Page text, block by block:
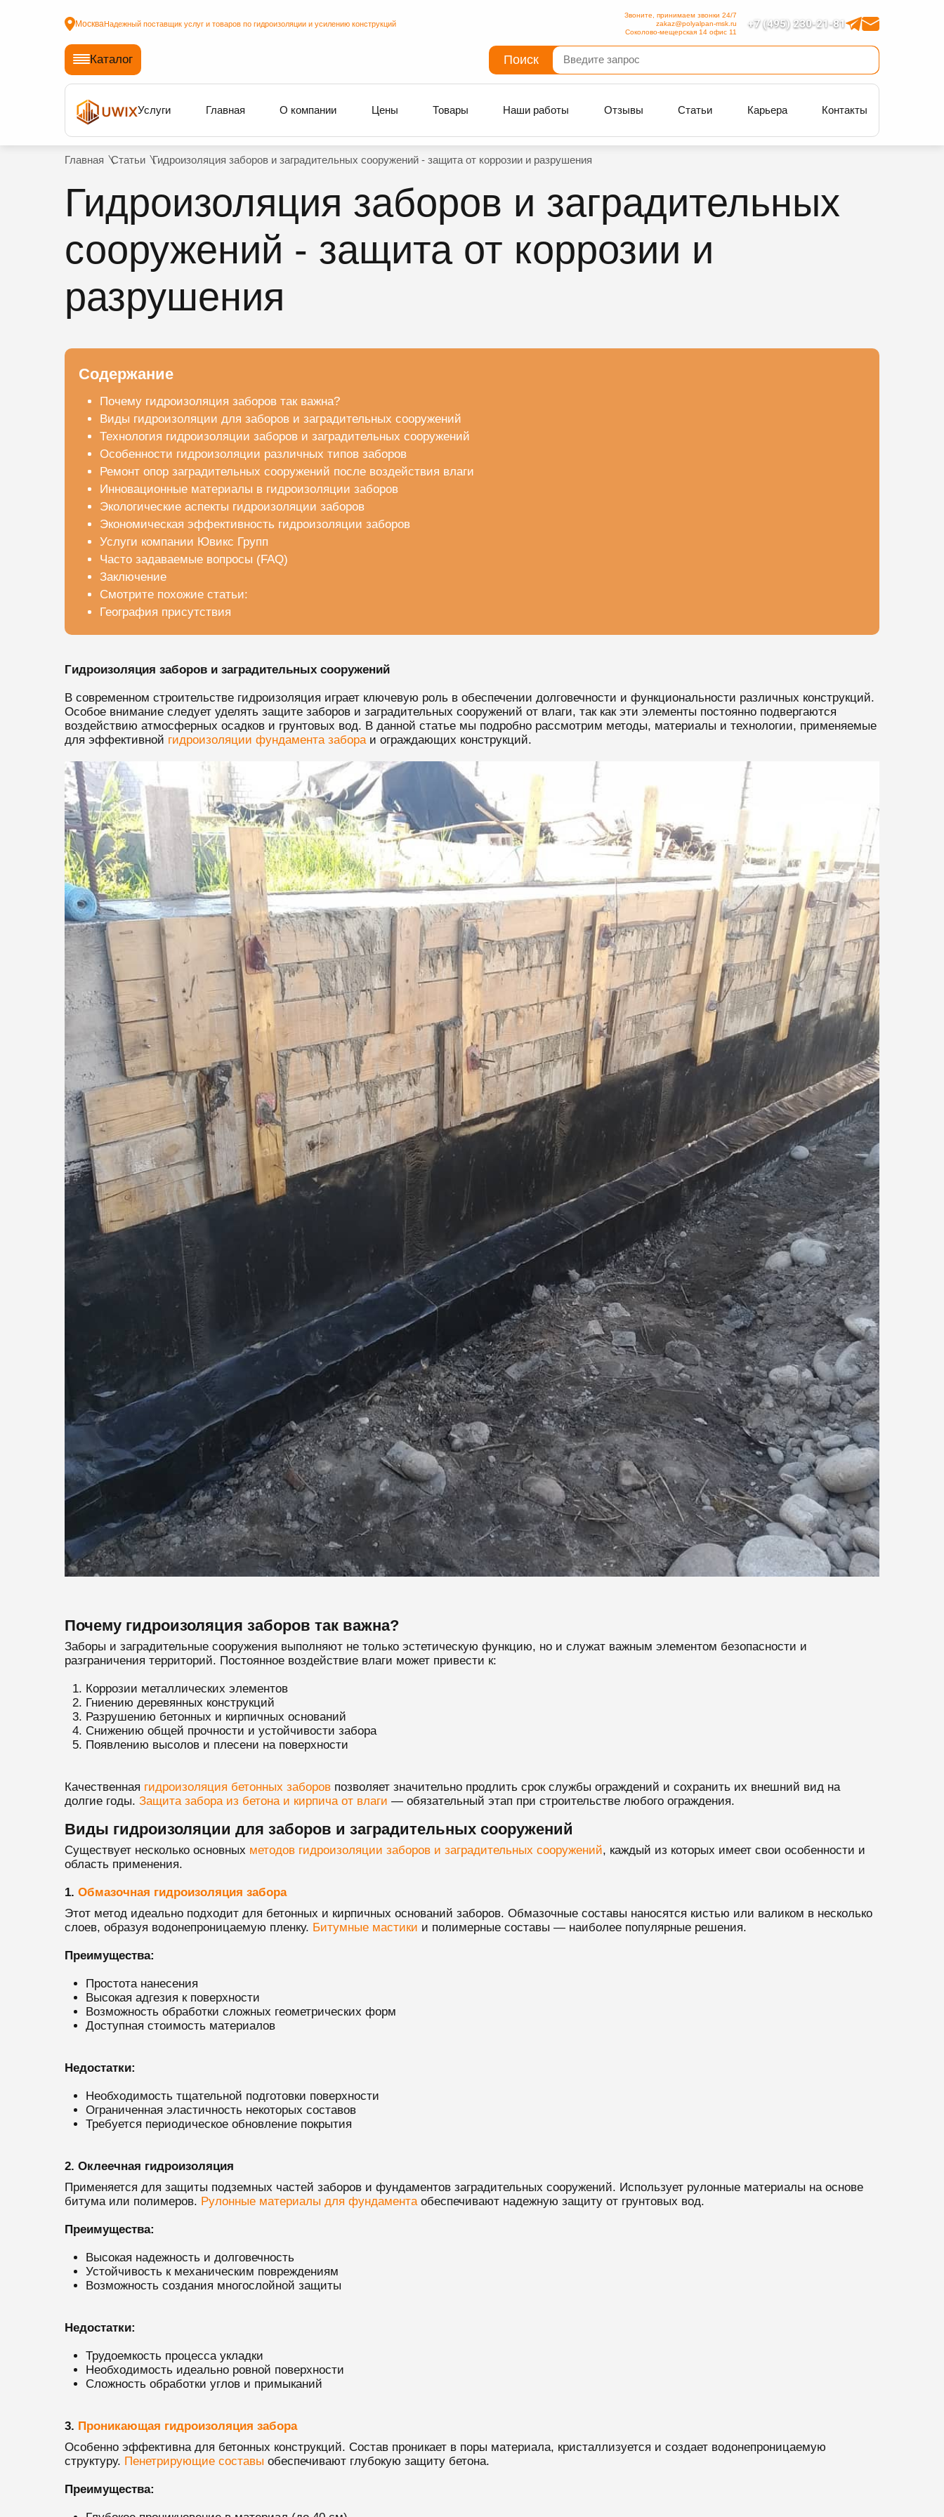
МоскваНадежный поставщик услуг и товаров по гидроизоляции и усилению конструкций +7 (495) 230-21-81
Звоните, принимаем звонки 24/7
zakaz@polyalpan-msk.ru
Соколово-мещерская 14 офис 11
Каталог Поиск
Услуги Главная О компании Цены Товары Наши работы Отзывы Статьи Карьера Контакты
Главная Статьи Гидроизоляция заборов и заградительных сооружений - защита от коррозии и разрушения
Гидроизоляция заборов и заградительных
сооружений - защита от коррозии и
разрушения
Содержание
Почему гидроизоляция заборов так важна?
Виды гидроизоляции для заборов и заградительных сооружений
Технология гидроизоляции заборов и заградительных сооружений
Особенности гидроизоляции различных типов заборов
Ремонт опор заградительных сооружений после воздействия влаги
Инновационные материалы в гидроизоляции заборов
Экологические аспекты гидроизоляции заборов
Экономическая эффективность гидроизоляции заборов
Услуги компании Ювикс Групп
Часто задаваемые вопросы (FAQ)
Заключение
Смотрите похожие статьи:
География присутствия
Гидроизоляция заборов и заградительных сооружений
В современном строительстве гидроизоляция играет ключевую роль в обеспечении долговечности и функциональности различных конструкций.
Особое внимание следует уделять защите заборов и заградительных сооружений от влаги, так как эти элементы постоянно подвергаются
воздействию атмосферных осадков и грунтовых вод. В данной статье мы подробно рассмотрим методы, материалы и технологии, применяемые
для эффективной гидроизоляции фундамента забораи ограждающих конструкций.
Почему гидроизоляция заборов так важна?
Заборы и заградительные сооружения выполняют не только эстетическую функцию, но и служат важным элементом безопасности и
разграничения территорий. Постоянное воздействие влаги может привести к:
Коррозии металлических элементов
Гниению деревянных конструкций
Разрушению бетонных и кирпичных оснований
Снижению общей прочности и устойчивости забора
Появлению высолов и плесени на поверхности
Качественная гидроизоляция бетонных заборовпозволяет значительно продлить срок службы ограждений и сохранить их внешний вид на
долгие годы. Защита забора из бетона и кирпича от влаги — обязательный этап при строительстве любого ограждения.
Виды гидроизоляции для заборов и заградительных сооружений
Существует несколько основных методов гидроизоляции заборов и заградительных сооружений, каждый из которых имеет свои особенности и
область применения.
1. Обмазочная гидроизоляция забора
Этот метод идеально подходит для бетонных и кирпичных оснований заборов. Обмазочные составы наносятся кистью или валиком в несколько
слоев, образуя водонепроницаемую пленку. Битумные мастики и полимерные составы — наиболее популярные решения.
Преимущества:
Простота нанесения
Высокая адгезия к поверхности
Возможность обработки сложных геометрических форм
Доступная стоимость материалов
Недостатки:
Необходимость тщательной подготовки поверхности
Ограниченная эластичность некоторых составов
Требуется периодическое обновление покрытия
2. Оклеечная гидроизоляция
Применяется для защиты подземных частей заборов и фундаментов заградительных сооружений. Использует рулонные материалы на основе
битума или полимеров. Рулонные материалы для фундаментаобеспечивают надежную защиту от грунтовых вод.
Преимущества:
Высокая надежность и долговечность
Устойчивость к механическим повреждениям
Возможность создания многослойной защиты
Недостатки:
Трудоемкость процесса укладки
Необходимость идеально ровной поверхности
Сложность обработки углов и примыканий
3. Проникающая гидроизоляция забора
Особенно эффективна для бетонных конструкций. Состав проникает в поры материала, кристаллизуется и создает водонепроницаемую
структуру. Пенетрирующие составы обеспечивают глубокую защиту бетона.
Преимущества: